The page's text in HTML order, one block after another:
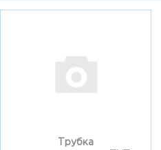
Трубка